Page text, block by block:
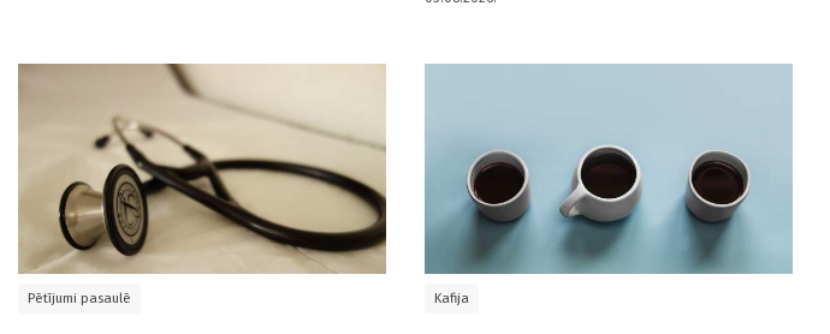
Pētījumi pasaulē Kafija